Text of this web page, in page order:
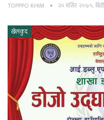
TOPPPO KHIM २० मंसिर २०७५,
खेलकुद